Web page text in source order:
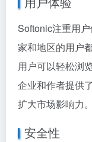
Softonic注重用
家和地区的用户
用户可以轻松浏
企业和作者提供
扩大市场影响力。
安全性